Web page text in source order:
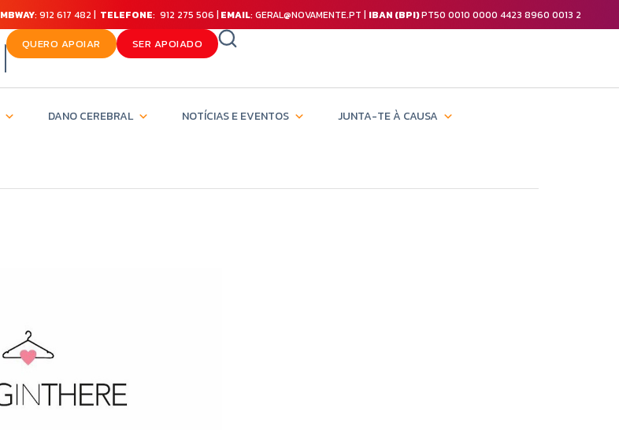
MBWAY: 912 617 482 | TELEFONE: 912 275 506 | EMAIL: GERAL@NOVAMENTE.PT | IBAN (BPI)PT50 0010 0000 4423 8960 0013 2
QUERO APOIAR SER APOIADO
DANO CEREBRAL NOTÍCIAS E EVENTOS JUNTA-TE À CAUSA